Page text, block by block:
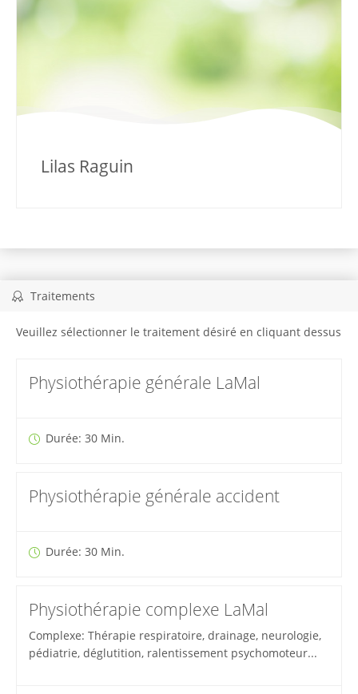
Lilas Raguin
Traitements
Veuillez sélectionner le traitement désiré en cliquant dessus
Physiothérapie générale LaMal
Durée: 30 Min.
Physiothérapie générale accident
Durée: 30 Min.
Physiothérapie complexe LaMal
Complexe: Thérapie respiratoire, drainage, neurologie,
pédiatrie, déglutition, ralentissement psychomoteur...